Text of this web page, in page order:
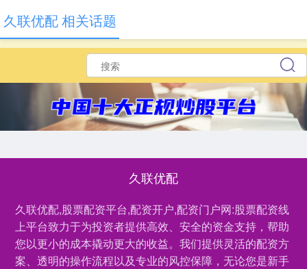
久联优配
久联优配,股票配资平台,配资开户,配资门户网:股票配资线
上平台致力于为投资者提供高效、安全的资金支持，帮助
您以更小的成本撬动更大的收益。我们提供灵活的配资方
案、透明的操作流程以及专业的风控保障，无论您是新手
久联优配 相关话题